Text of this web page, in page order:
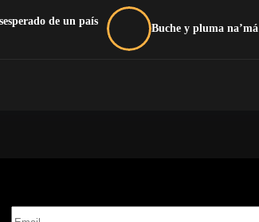
de un país
Buche y pluma na’má